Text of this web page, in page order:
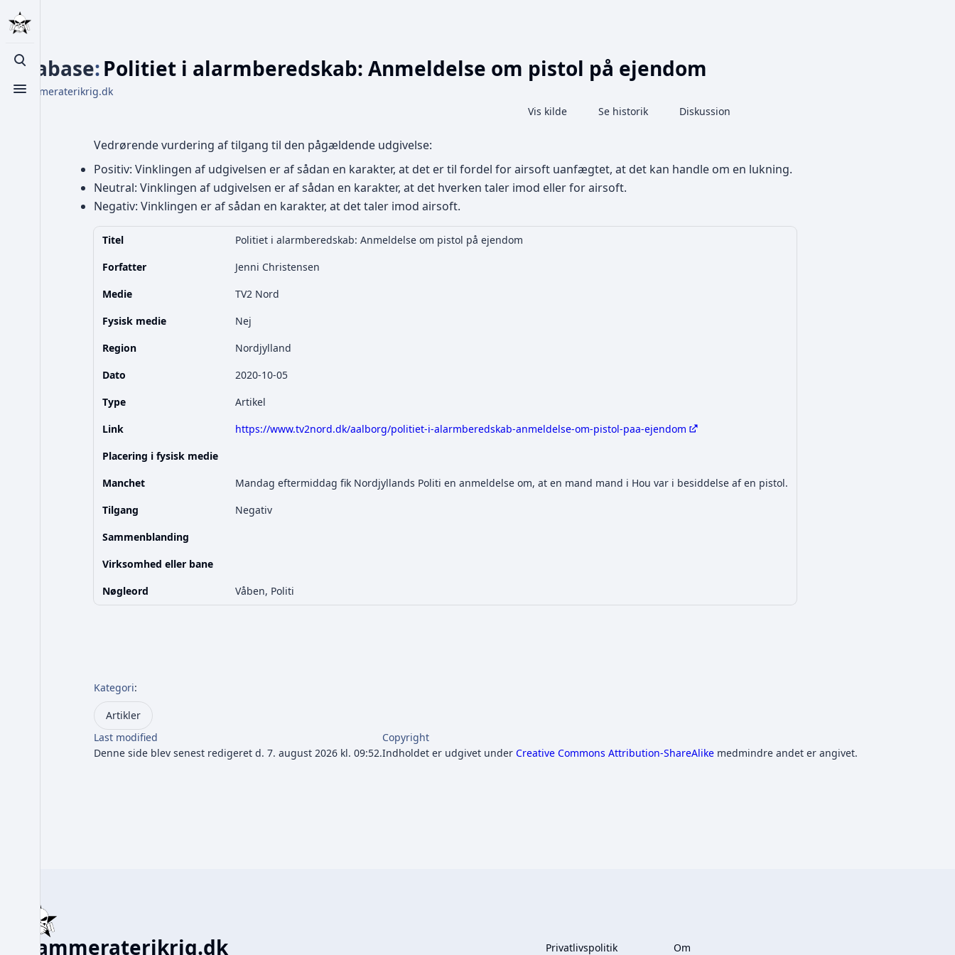
Toggle search
Toggle menu
Database:Politiet i alarmberedskab: Anmeldelse om pistol på ejendom
Fra Kammeraterikrig.dk
Share this pageVisninger
Læs
Vis kilde Se historik associated-pages
Database
Diskussion
Vedrørende vurdering af tilgang til den pågældende udgivelse:
Positiv: Vinklingen af udgivelsen er af sådan en karakter, at det er til fordel for airsoft uanfægtet, at det kan handle om en lukning.
Neutral: Vinklingen af udgivelsen er af sådan en karakter, at det hverken taler imod eller for airsoft.
Negativ: Vinklingen er af sådan en karakter, at det taler imod airsoft.
Titel
Politiet i alarmberedskab: Anmeldelse om pistol på ejendom
Forfatter
Jenni Christensen
Medie
TV2 Nord
Fysisk medie
Nej
Region
Nordjylland
Dato
2020-10-05
Type
Artikel
Link
https://www.tv2nord.dk/aalborg/politiet-i-alarmberedskab-anmeldelse-om-pistol-paa-ejendom
Placering i fysisk medie
Manchet
Mandag eftermiddag fik Nordjyllands Politi en anmeldelse om, at en mand mand i Hou var i besiddelse af en pistol.
Tilgang
Negativ
Sammenblanding
Virksomhed eller bane
Nøgleord
Våben, Politi
Kategori:
Artikler
Last modified
Denne side blev senest redigeret d. 7. august 2026 kl. 09:52.
Copyright
Indholdet er udgivet under Creative Commons Attribution-ShareAlike medmindre andet er angivet.
Kammeraterikrig.dk Privatlivspolitik Om